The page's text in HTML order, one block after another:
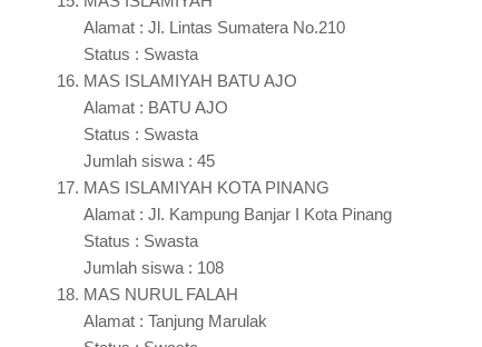
Alamat : Jl. Lintas Sumatera No.210
Status : Swasta
MAS ISLAMIYAH BATU AJO
Alamat : BATU AJO
Status : Swasta
Jumlah siswa : 45
MAS ISLAMIYAH KOTA PINANG
Alamat : Jl. Kampung Banjar I Kota Pinang
Status : Swasta
Jumlah siswa : 108
MAS NURUL FALAH
Alamat : Tanjung Marulak